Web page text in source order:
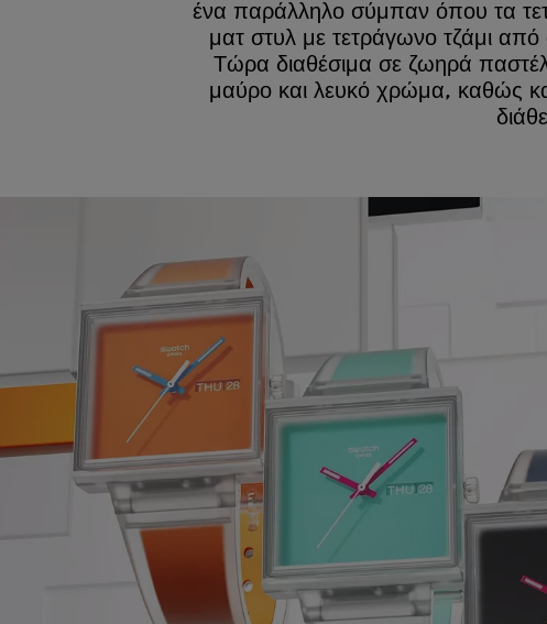
ένα παράλληλο σύμπαν όπου τα
ματ στυλ με τετράγωνο τζάμι
Τώρα διαθέσιμα σε ζωηρά
μαύρο και λευκό χρώμα, καθώς